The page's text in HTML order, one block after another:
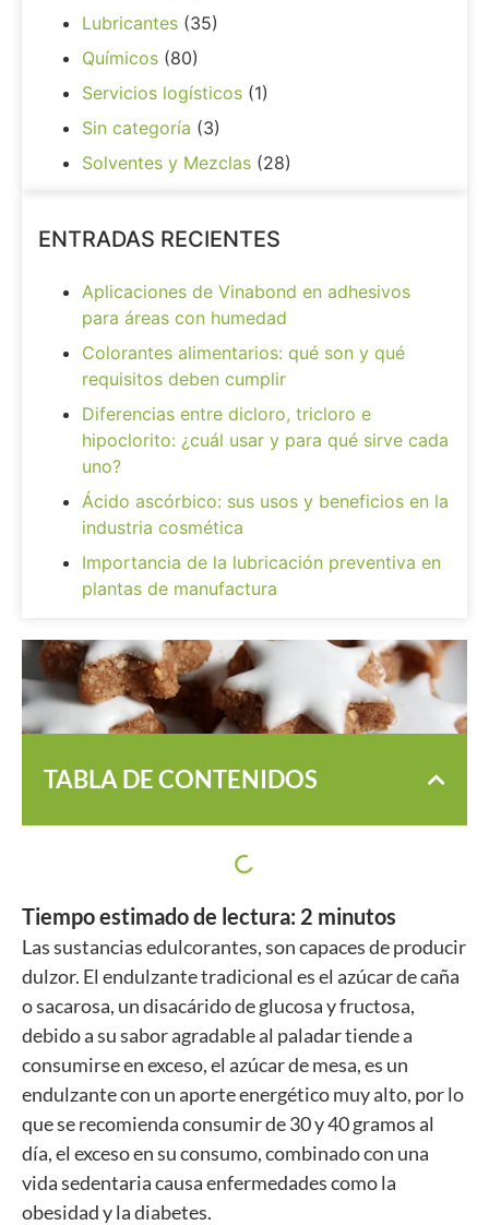
TABLA DE CONTENIDOS
Tiempo estimado de lectura: 2 minutos
Las sustancias edulcorantes, son capaces de producir
dulzor. El endulzante tradicional es el azúcar de caña
o sacarosa, un disacárido de glucosa y fructosa,
debido a su sabor agradable al paladar tiende a
consumirse en exceso, el azúcar de mesa, es un
endulzante con un aporte energético muy alto, por lo
que se recomienda consumir de 30 y 40 gramos al
día, el exceso en su consumo, combinado con una
vida sedentaria causa enfermedades como la
obesidad y la diabetes.
Lubricantes (35)
Químicos (80)
Servicios logísticos (1)
Sin categoría (3)
Solventes y Mezclas (28)
ENTRADAS RECIENTES
Aplicaciones de Vinabond en adhesivos
para áreas con humedad
Colorantes alimentarios: qué son y qué
requisitos deben cumplir
Diferencias entre dicloro, tricloro e
hipoclorito: ¿cuál usar y para qué sirve cada
uno?
Ácido ascórbico: sus usos y beneficios en la
industria cosmética
Importancia de la lubricación preventiva en
plantas de manufactura